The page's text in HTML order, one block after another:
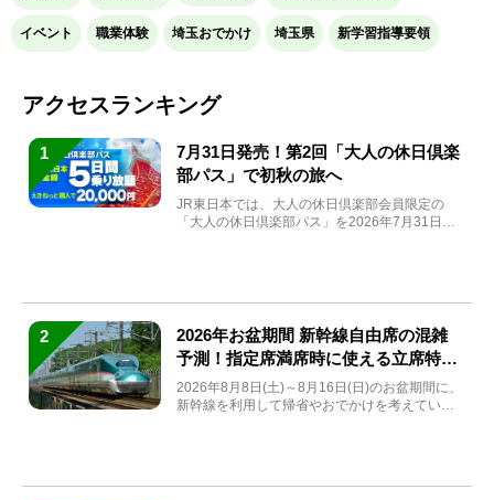
イベント 職業体験 埼玉おでかけ 埼玉県 新学習指導要領
アクセスランキング
1
7月31日発売！第2回「大人の休日倶楽
部パス」で初秋の旅へ
JR東日本では、大人の休日倶楽部会員限定の
「大人の休日倶楽部パス」を2026年7月31日
2
2026年お盆期間 新幹線自由席の混雑
予測！指定席満席時に使える立席特急
券も解説
2026年8月8日(土)～8月16日(日)のお盆期間に、
新幹線を利用して帰省やおでかけを考えている